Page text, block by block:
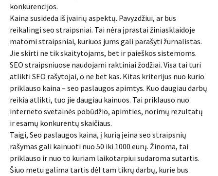
konkurencijos.
Kaina susideda iš įvairių aspektų. Pavyzdžiui, ar bus
reikalingi seo straipsniai. Tai nėra įprastai žiniasklaidoje
matomi straipsniai, kuriuos jums gali parašyti žurnalistas.
Jie skirti ne tik skaitytojams, bet ir paieškos sistemoms.
SEO straipsniuose naudojami raktiniai žodžiai. Visa tai turi
atlikti SEO rašytojai, o ne bet kas. Kitas kriterijus nuo kurio
priklauso kaina – seo paslaugos apimtys. Kuo daugiau darbų
reikia atlikti, tuo jie daugiau kainuos. Tai priklauso nuo
interneto svetainės pobūdžio, apimties, norimų rezultatų
ir esamų konkurentų skaičiaus.
Taigi, Seo paslaugos kaina, į kurią įeina seo straipsnių
rašymas gali kainuoti nuo 50 iki 1000 eurų. Žinoma, tai
priklauso ir nuo to kuriam laikotarpiui sudaroma sutartis.
Šiuo metu galima tartis dėl tam tikrų darbų, kurie bus